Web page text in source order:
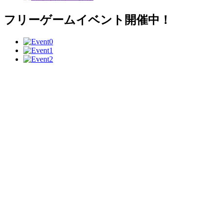
フリーゲームイベント開催中！